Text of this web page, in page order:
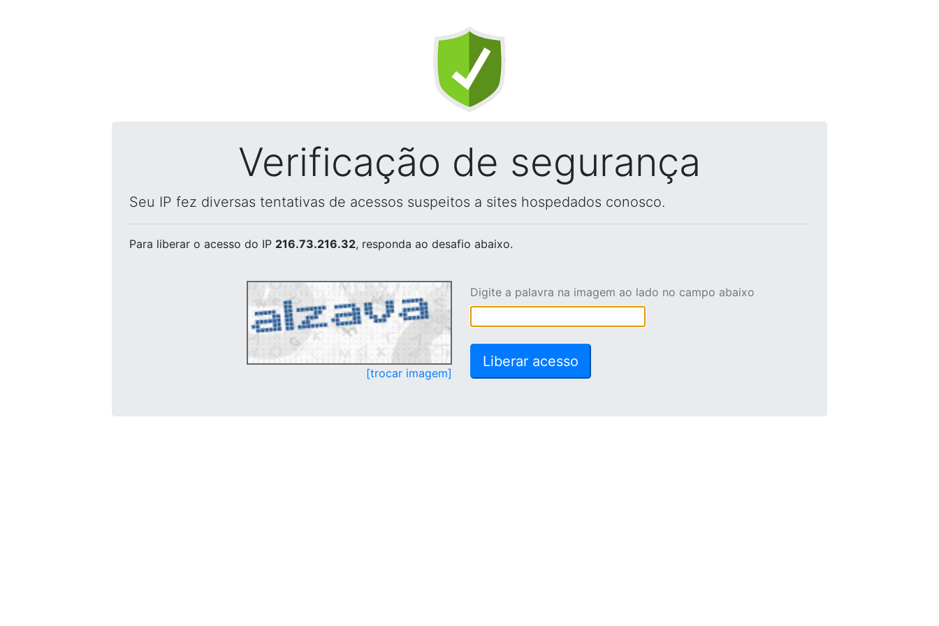
Verificação de segurança
Seu IP fez diversas tentativas de acessos suspeitos a sites hospedados conosco.
Para liberar o acesso do IP 216.73.216.32, responda ao desafio abaixo.
[trocar imagem]
Digite a palavra na imagem ao lado no campo abaixo